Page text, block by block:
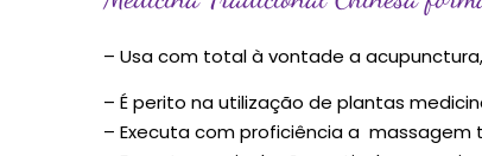
– Usa com total à vontade a
– É perito na utilização de plantas
– Executa com proficiência a massagem